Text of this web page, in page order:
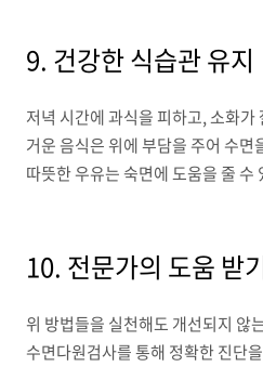
9. 건강한 식습관 유지
저녁 시간에 과식을 피하고, 소화
거운 음식은 위에 부담을 주어 수
따뜻한 우유는 숙면에 도움을 줄 수
10. 전문가의 도움 받
위 방법들을 실천해도 개선되지 않
수면다원검사를 통해 정확한 진단